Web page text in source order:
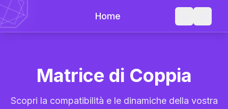
Home
Matrice di Coppia
Scopri la compatibilità e le dinamiche della vostra